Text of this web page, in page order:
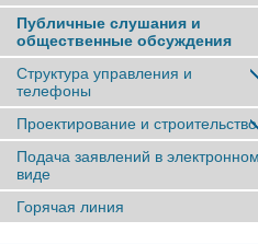
Публичные слушания и
общественные обсуждения
Структура управления и
телефоны
Проектирование и строительство
Подача заявлений в электронном
виде
Горячая линия